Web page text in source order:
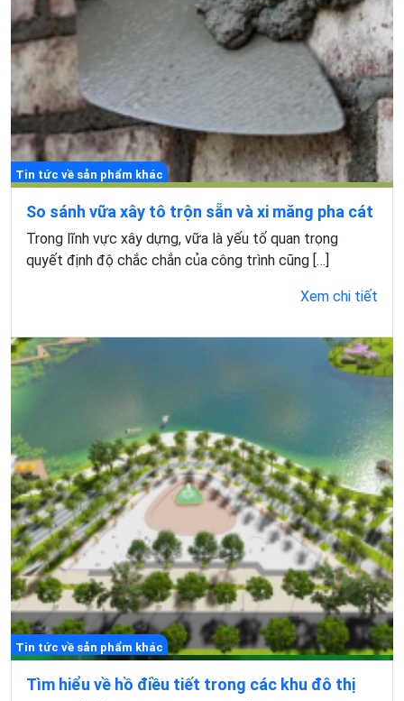
Tin tức về sản phẩm khác
So sánh vữa xây tô trộn sẵn và xi măng pha cát
Trong lĩnh vực xây dựng, vữa là yếu tố quan trọng
quyết định độ chắc chắn của công trình cũng […]
Xem chi tiết
Tin tức về sản phẩm khác
Tìm hiểu về hồ điều tiết trong các khu đô thị